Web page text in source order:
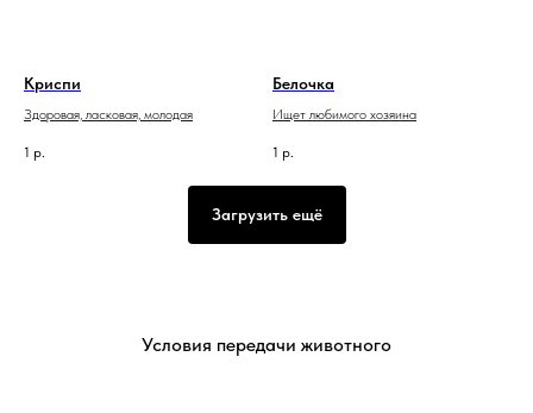
Криспи
Здоровая, ласковая, молодая
1 р.
Белочка
Ищет любимого хозяина
1 р.
Загрузить ещё
Условия передачи животного